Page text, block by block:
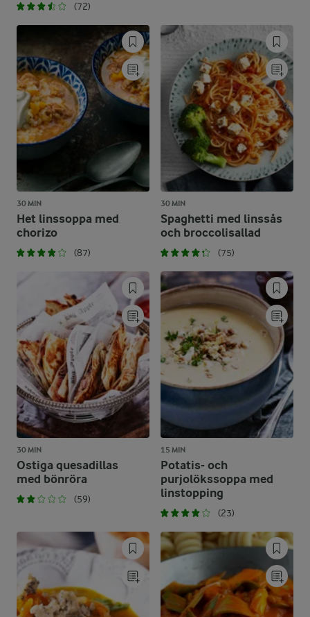
(72)
30 MIN
Het linssoppa med
chorizo
(87)
30 MIN
Spaghetti med linssås
och broccolisallad
(75)
30 MIN
Ostiga quesadillas
med bönröra
(59)
15 MIN
Potatis- och
purjolökssoppa med
linstopping
(23)